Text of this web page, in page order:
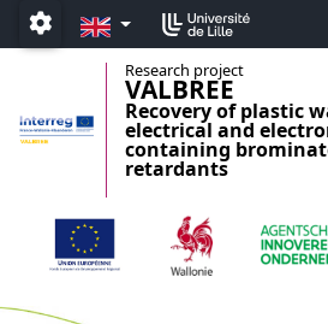
Accéder au menu principal
Accéder au contenu
Paramétrage
EN
Research project
VALBREE
Recovery of plastic
electrical and
containing
retardants